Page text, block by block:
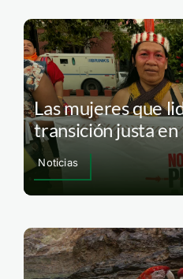
Las mujeres que
transición justa
Noticias